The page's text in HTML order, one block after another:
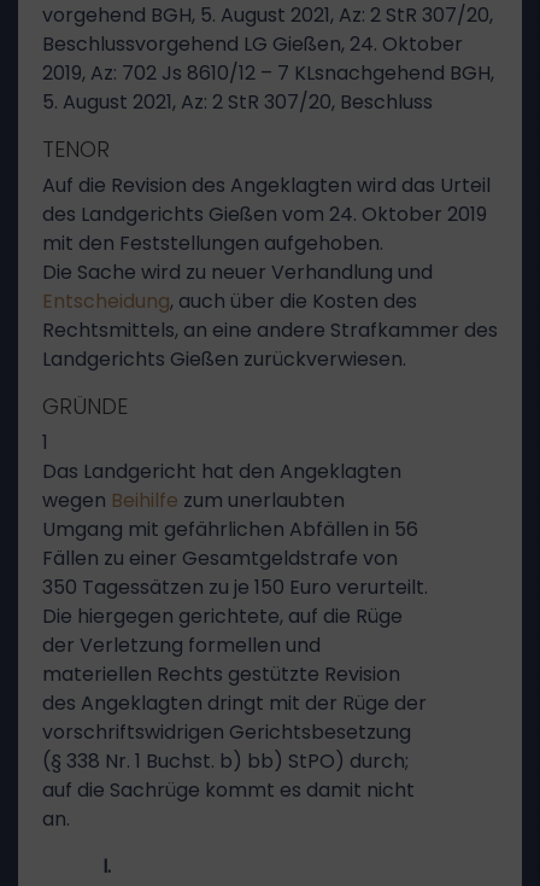
vorgehend BGH, 5. August 2021, Az: 2 StR 307/20,
Beschlussvorgehend LG Gießen, 24. Oktober
2019, Az: 702 Js 8610/12 – 7 KLsnachgehend BGH,
5. August 2021, Az: 2 StR 307/20, Beschluss
TENOR
Auf die Revision des Angeklagten wird das Urteil
des Landgerichts Gießen vom 24. Oktober 2019
mit den Feststellungen aufgehoben.
Die Sache wird zu neuer Verhandlung und
Entscheidung, auch über die Kosten des
Rechtsmittels, an eine andere Strafkammer des
Landgerichts Gießen zurückverwiesen.
GRÜNDE
1
Das Landgericht hat den Angeklagten
wegen Beihilfe zum unerlaubten
Umgang mit gefährlichen Abfällen in 56
Fällen zu einer Gesamtgeldstrafe von
350 Tagessätzen zu je 150 Euro verurteilt.
Die hiergegen gerichtete, auf die Rüge
der Verletzung formellen und
materiellen Rechts gestützte Revision
des Angeklagten dringt mit der Rüge der
vorschriftswidrigen Gerichtsbesetzung
(§ 338 Nr. 1 Buchst. b) bb) StPO) durch;
auf die Sachrüge kommt es damit nicht
an.
I.